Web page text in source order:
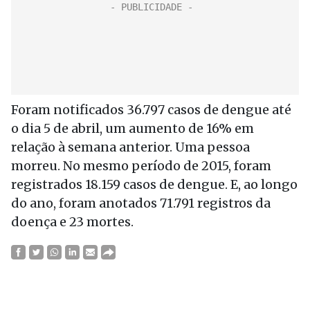
Foram notificados 36.797 casos de dengue até
o dia 5 de abril, um aumento de 16% em
relação à semana anterior. Uma pessoa
morreu. No mesmo período de 2015, foram
registrados 18.159 casos de dengue. E, ao longo
do ano, foram anotados 71.791 registros da
doença e 23 mortes.